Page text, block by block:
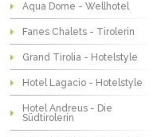
Aqua Dome - Wellhotel
Fanes Chalets - Tirolerin
Grand Tirolia - Hotelstyle
Hotel Lagacio - Hotelstyle
Hotel Andreus - Die
Südtirolerin